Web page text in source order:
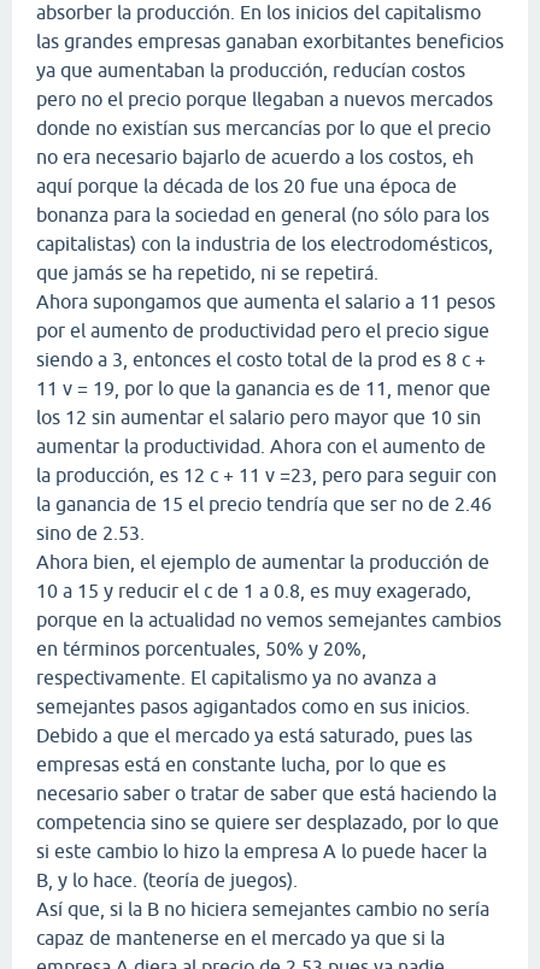
absorber la producción. En los inicios del capitalismo
las grandes empresas ganaban exorbitantes beneficios
ya que aumentaban la producción, reducían costos
pero no el precio porque llegaban a nuevos mercados
donde no existían sus mercancías por lo que el precio
no era necesario bajarlo de acuerdo a los costos, eh
aquí porque la década de los 20 fue una época de
bonanza para la sociedad en general (no sólo para los
capitalistas) con la industria de los electrodomésticos,
que jamás se ha repetido, ni se repetirá.
Ahora supongamos que aumenta el salario a 11 pesos
por el aumento de productividad pero el precio sigue
siendo a 3, entonces el costo total de la prod es 8 c +
11 v = 19, por lo que la ganancia es de 11, menor que
los 12 sin aumentar el salario pero mayor que 10 sin
aumentar la productividad. Ahora con el aumento de
la producción, es 12 c + 11 v =23, pero para seguir con
la ganancia de 15 el precio tendría que ser no de 2.46
sino de 2.53.
Ahora bien, el ejemplo de aumentar la producción de
10 a 15 y reducir el c de 1 a 0.8, es muy exagerado,
porque en la actualidad no vemos semejantes cambios
en términos porcentuales, 50% y 20%,
respectivamente. El capitalismo ya no avanza a
semejantes pasos agigantados como en sus inicios.
Debido a que el mercado ya está saturado, pues las
empresas está en constante lucha, por lo que es
necesario saber o tratar de saber que está haciendo la
competencia sino se quiere ser desplazado, por lo que
si este cambio lo hizo la empresa A lo puede hacer la
B, y lo hace. (teoría de juegos).
Así que, si la B no hiciera semejantes cambio no sería
capaz de mantenerse en el mercado ya que si la